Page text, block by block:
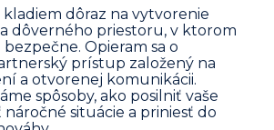
dôraz na vytvorenie
dôverného priestoru, v ktorom
Opieram sa o
prístup založený na
a otvorenej komunikácii.
spôsoby, ako posilniť vaše
situácie a priniesť do